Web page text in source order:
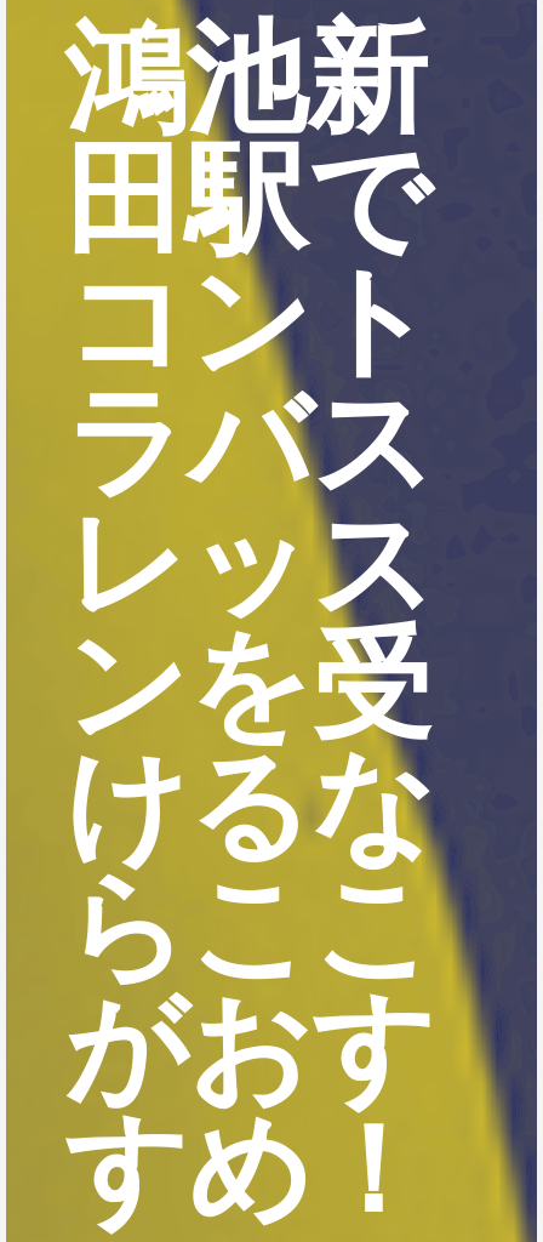
鴻池新
田駅で
コント
ラバス
レッス
ンを受
けるな
らここ
がおす
すめ！